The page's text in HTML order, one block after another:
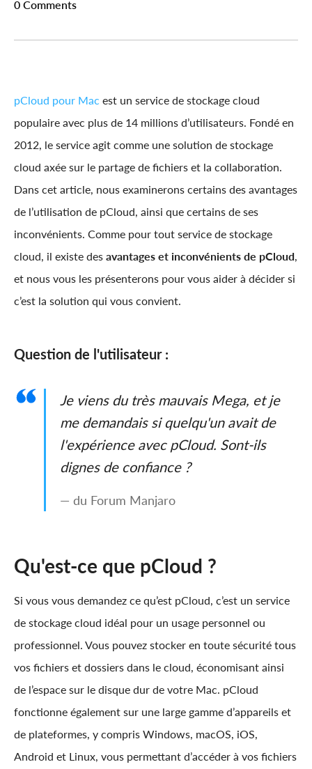
0 Comments
pCloud pour Mac est un service de stockage cloud
populaire avec plus de 14 millions d’utilisateurs. Fondé en
2012, le service agit comme une solution de stockage
cloud axée sur le partage de fichiers et la collaboration.
Dans cet article, nous examinerons certains des avantages
de l’utilisation de pCloud, ainsi que certains de ses
inconvénients. Comme pour tout service de stockage
cloud, il existe des avantages et inconvénients de pCloud,
et nous vous les présenterons pour vous aider à décider si
c’est la solution qui vous convient.
Question de l'utilisateur :
Je viens du très mauvais Mega, et je
me demandais si quelqu'un avait de
l'expérience avec pCloud. Sont-ils
dignes de confiance ?
— du Forum Manjaro
Qu'est-ce que pCloud ?
Si vous vous demandez ce qu’est pCloud, c’est un service
de stockage cloud idéal pour un usage personnel ou
professionnel. Vous pouvez stocker en toute sécurité tous
vos fichiers et dossiers dans le cloud, économisant ainsi
de l’espace sur le disque dur de votre Mac. pCloud
fonctionne également sur une large gamme d’appareils et
de plateformes, y compris Windows, macOS, iOS,
Android et Linux, vous permettant d’accéder à vos fichiers